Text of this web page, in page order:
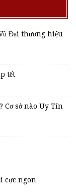
Đại thương hiệu
tết
Cơ sở nào Uy Tín
cực ngon